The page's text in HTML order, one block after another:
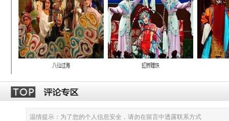
温情提示：为了您的个人信息安全，请勿在留言中透露联系方式